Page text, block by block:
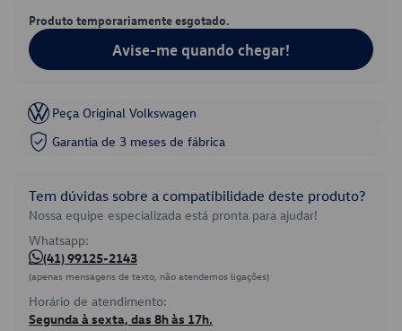
Produto temporariamente esgotado.
Avise-me quando chegar!
Peça Original Volkswagen
Garantia de 3 meses de fábrica
Tem dúvidas sobre a compatibilidade deste produto?
Nossa equipe especializada está pronta para ajudar!
Whatsapp:
(41) 99125-2143
(apenas mensagens de texto, não atendemos ligações)
Horário de atendimento:
Segunda à sexta, das 8h às 17h.